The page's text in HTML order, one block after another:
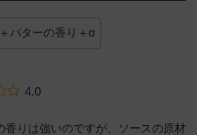
バターの香り＋α
4.0
香りは強いのですが、ソースの原材